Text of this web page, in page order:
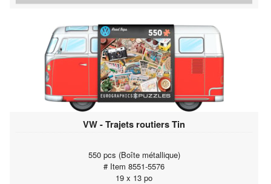
VW - Trajets routiers Tin
550 pcs (Boîte métallique)
# Item 8551-5576
19 x 13 po